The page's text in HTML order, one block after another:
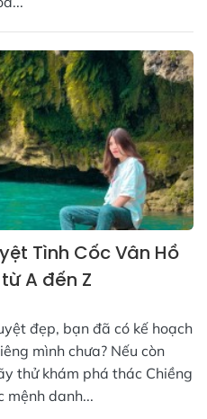
Tình Cốc Vân Hồ
A đến Z
đẹp, bạn đã có kế hoạch
mình chưa? Nếu còn
thử khám phá thác Chiềng
mệnh danh...